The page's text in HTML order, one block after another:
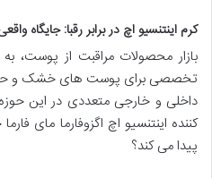
کرم اینتنسیو اچ در برابر رقبا: جایگاه
بازار محصولات مراقبت از پوست،
تخصصی برای پوست های خشک و
داخلی و خارجی متعددی در این
کننده اینتنسیو اچ اگزوفارما مای
پیدا می کند؟